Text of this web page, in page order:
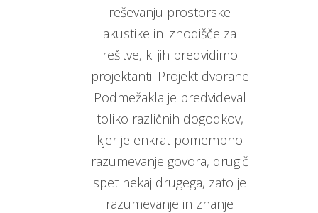
reševanju prostorske
akustike in izhodišče za
rešitve, ki jih predvidimo
projektanti. Projekt dvorane
Podmežakla je predvideval
toliko različnih dogodkov,
kjer je enkrat pomembno
razumevanje govora, drugič
spet nekaj drugega, zato je
razumevanje in znanje